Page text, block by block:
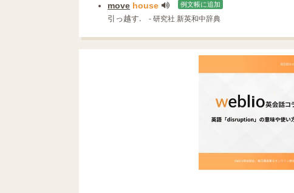
move house 例文帳に追加
引っ越す. - 研究社 新英和中辞典